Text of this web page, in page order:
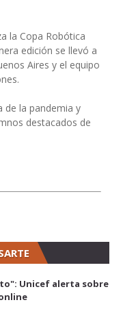
la Copa Robótica
edición se llevó a
Aires y el equipo
de la pandemia y
destacados de
Unicef alerta sobre